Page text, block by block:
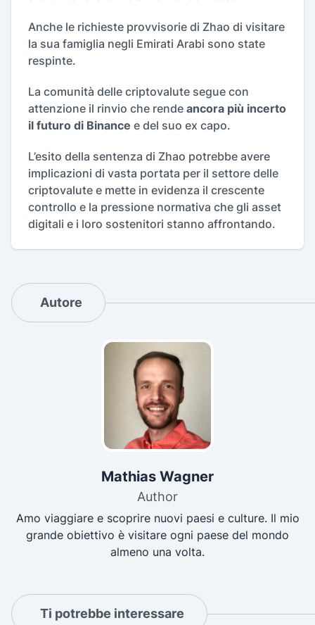
Anche le richieste provvisorie di Zhao di visitare
la sua famiglia negli Emirati Arabi sono state
respinte.
La comunità delle criptovalute segue con
attenzione il rinvio che rende ancora più incerto
il futuro di Binance e del suo ex capo.
L’esito della sentenza di Zhao potrebbe avere
implicazioni di vasta portata per il settore delle
criptovalute e mette in evidenza il crescente
controllo e la pressione normativa che gli asset
digitali e i loro sostenitori stanno affrontando.
Autore
Mathias Wagner
Author
Amo viaggiare e scoprire nuovi paesi e culture. Il mio
grande obiettivo è visitare ogni paese del mondo
almeno una volta.
Ti potrebbe interessare